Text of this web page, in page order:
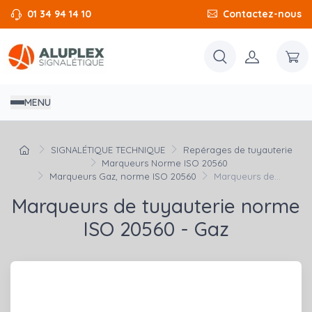
01 34 94 14 10 Contactez-nous
MENU
SIGNALÉTIQUE TECHNIQUE
Repérages de tuyauterie
Marqueurs Norme ISO 20560
Marqueurs Gaz, norme ISO 20560
Marqueurs de...
Marqueurs de tuyauterie norme
ISO 20560 - Gaz